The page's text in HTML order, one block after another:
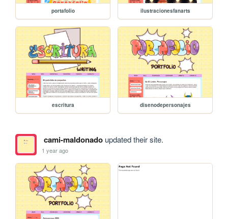
portafolio ilustracionesfanarts
escritura disenodepersonajes
cami-maldonadoupdated their site.
1 year ago